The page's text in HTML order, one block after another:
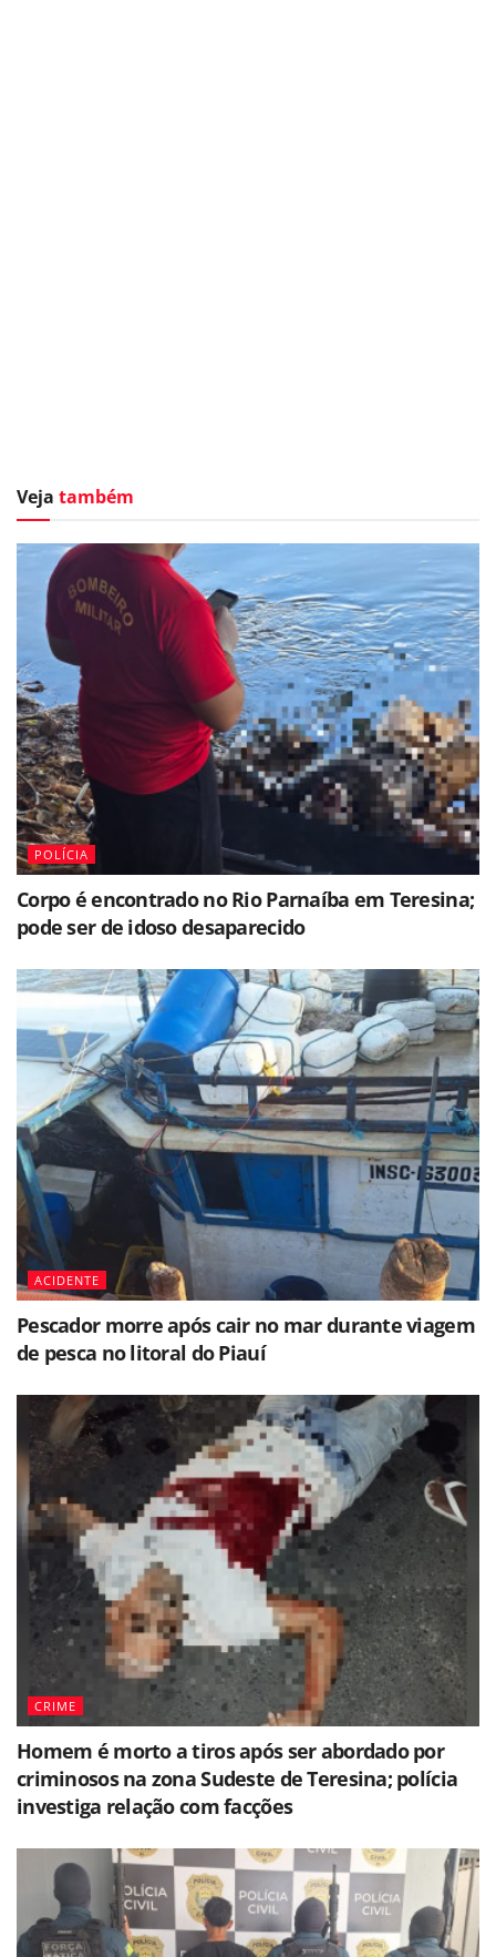
Veja também
POLÍCIA
Corpo é encontrado no Rio Parnaíba em Teresina;
pode ser de idoso desaparecido
ACIDENTE
Pescador morre após cair no mar durante viagem
de pesca no litoral do Piauí
CRIME
Homem é morto a tiros após ser abordado por
criminosos na zona Sudeste de Teresina; polícia
investiga relação com facções